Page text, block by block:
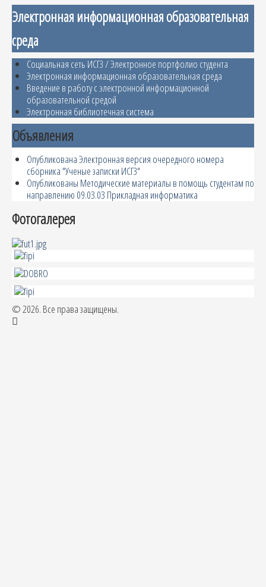
Электронная информационная образовательная
среда
Социальная сеть ИСГЗ / Электронное портфолио студента
Электронная информационная образовательная среда
Введение в работу с электронной информационной
образовательной средой
Электронная библиотечная система
Объявления
Опубликована Электронная версия очередного номера
сборника "Ученые записки ИСГЗ"
Опубликованы Методические материалы в помощь студентам по
направлению 09.03.03 Прикладная информатика
Фотогалерея
© 2026. Все права защищены.